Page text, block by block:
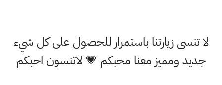
لا تنسى زيارتنا باستمرار للحصول على كل شيء
جديد ومميز معنا محبكم 💗 لاتنسون احبكم